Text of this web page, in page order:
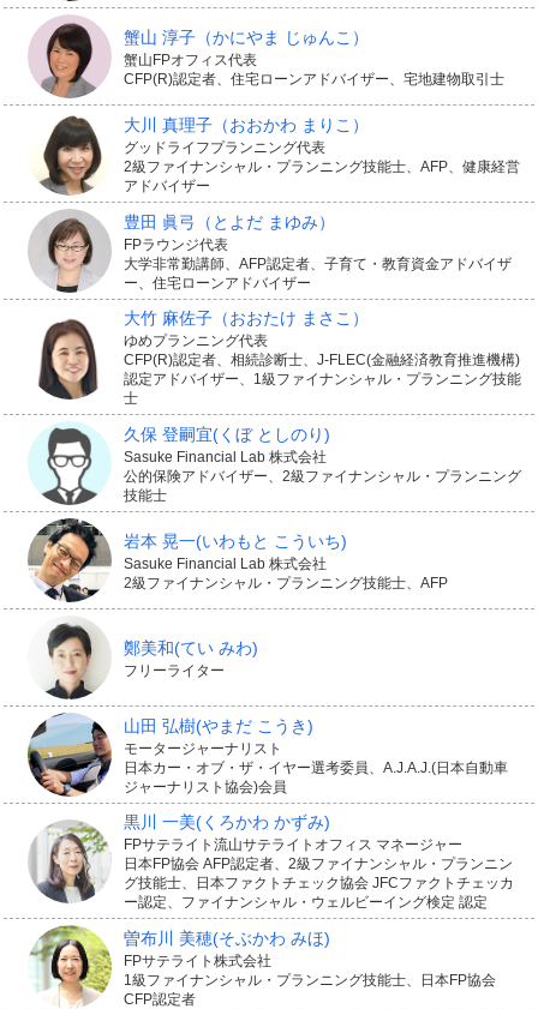
蟹山 淳子 （かにやま じゅんこ）
蟹山FPオフィス代表
CFP(R)認定者、住宅ローンアドバイザー、宅地建物取引士
大川 真理子 （おおかわ まりこ）
グッドライフプランニング代表
2級ファイナンシャル・プランニング技能士、AFP、健康経営
アドバイザー
豊田 眞弓 （とよだ まゆみ）
FPラウンジ代表
大学非常勤講師、AFP認定者、子育て・教育資金アドバイザ
ー、住宅ローンアドバイザー
大竹 麻佐子 （おおたけ まさこ）
ゆめプランニング代表
CFP(R)認定者、相続診断士、J-FLEC(金融経済教育推進機構)
認定アドバイザー、1級ファイナンシャル・プランニング技能
士
久保 登嗣宜(くぼ としのり)
Sasuke Financial Lab 株式会社
公的保険アドバイザー、2級ファイナンシャル・プランニング
技能士
岩本 晃一(いわもと こういち)
Sasuke Financial Lab 株式会社
2級ファイナンシャル・プランニング技能士、AFP
鄭美和(てい みわ)
フリーライター
山田 弘樹(やまだ こうき)
モータージャーナリスト
日本カー・オブ・ザ・イヤー選考委員、A.J.A.J.(日本自動車
ジャーナリスト協会)会員
黒川 一美(くろかわ かずみ)
FPサテライト流山サテライトオフィス マネージャー
日本FP協会 AFP認定者、2級ファイナンシャル・プランニン
グ技能士、日本ファクトチェック協会 JFCファクトチェッカ
ー認定、ファイナンシャル・ウェルビーイング検定 認定
曽布川 美穂(そぶかわ みほ)
FPサテライト株式会社
1級ファイナンシャル・プランニング技能士、日本FP協会
CFP認定者